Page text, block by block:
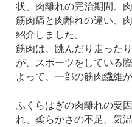
状、肉離れの完治期間、
筋肉痛と肉離れの違い、
紹介しました。
筋肉は、跳んだり走った
が、スポーツをしている
よって、一部の筋肉繊維
ふくらはぎの肉離れの要
れ、柔らかさの不足、気